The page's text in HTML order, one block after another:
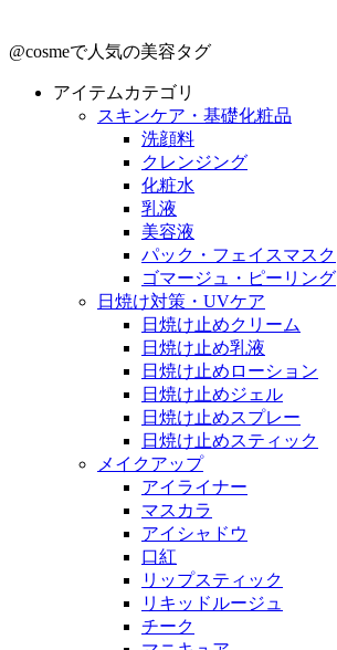
@cosmeで人気の美容タグ
アイテムカテゴリ
スキンケア・基礎化粧品
洗顔料
クレンジング
化粧水
乳液
美容液
パック・フェイスマスク
ゴマージュ・ピーリング
日焼け対策・UVケア
日焼け止めクリーム
日焼け止め乳液
日焼け止めローション
日焼け止めジェル
日焼け止めスプレー
日焼け止めスティック
メイクアップ
アイライナー
マスカラ
アイシャドウ
口紅
リップスティック
リキッドルージュ
チーク